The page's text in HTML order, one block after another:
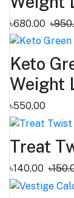
৳680.00
Keto
Weight
৳550.00
Treat
৳140.00